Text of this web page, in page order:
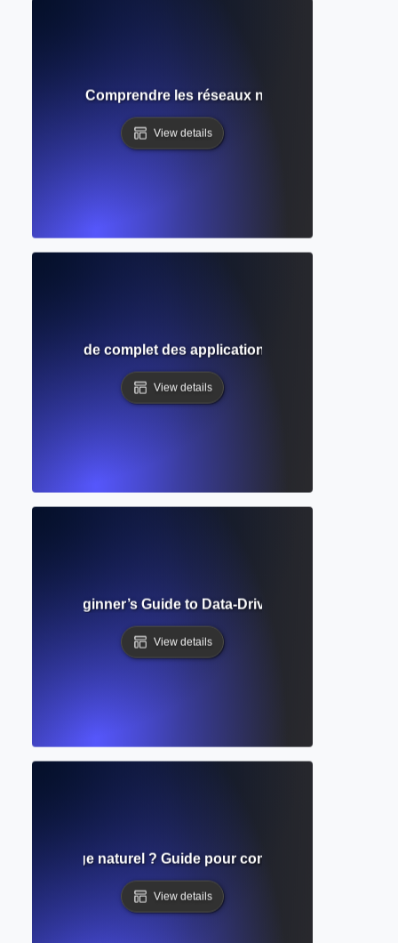
profond ? Comprendre les réseaux neuronaux derrière
View details
? Guide complet des applications créatives et
View details
Beginner’s Guide to Data-Driven AI and Writing
View details
du langage naturel ? Guide pour comprendre le
View details